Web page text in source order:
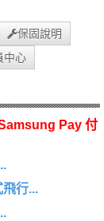
保固說明
中心
Pay 付
行...